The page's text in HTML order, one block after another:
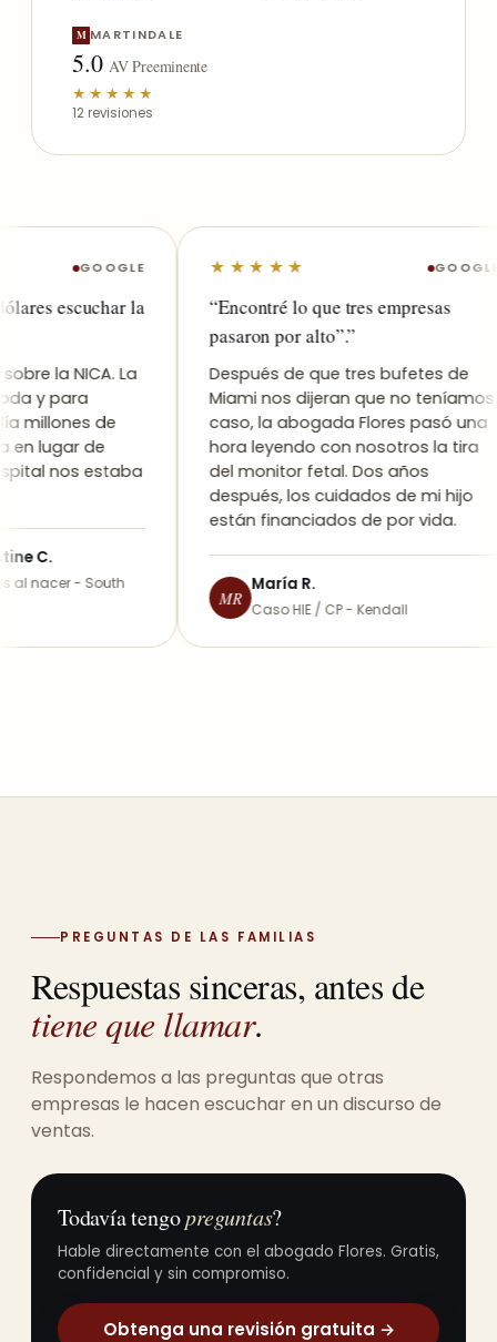
M MARTINDALE
5.0AV Preeminente
★★★★★
12 revisiones
GOOGLE
escuchar la
la NICA. La
para
de
de
nos estaba
- South
★★★★★ GOOGLE
“Encontré lo que tres empresas
pasaron por alto”.”
Después de que tres bufetes de
Miami nos dijeran que no teníamos
caso, la abogada Flores pasó una
hora leyendo con nosotros la tira
del monitor fetal. Dos años
después, los cuidados de mi hijo
están financiados de por vida.
María R.
Caso HIE / CP - Kendall
PREGUNTAS DE LAS FAMILIAS
Respuestas sinceras, antes de
tiene que llamar.
Respondemos a las preguntas que otras
empresas le hacen escuchar en un discurso de
ventas.
Todavía tengopreguntas?
Hable directamente con el abogado Flores. Gratis,
confidencial y sin compromiso.
Obtenga una revisión gratuita →